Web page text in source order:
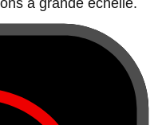
à grande échelle.